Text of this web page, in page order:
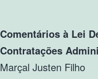
Comentários à Lei
Contratações
Marçal Justen Filho